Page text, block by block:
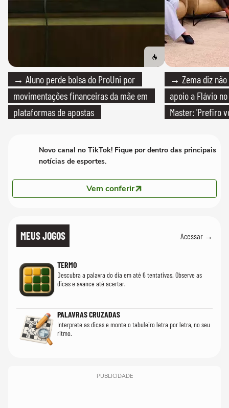
→ Aluno perde bolsa do ProUni por
movimentações financeiras da mãe em
plataformas de apostas
→ Zema diz
apoio a Flávio
Master: 'Prefiro
Novo canal no TikTok! Fique por dentro das principais
notícias de esportes.
Vem conferir
MEUS JOGOS Acessar →
TERMO
Descubra a palavra do dia em até 6 tentativas. Observe as
dicas e avance até acertar.
PALAVRAS CRUZADAS
Interprete as dicas e monte o tabuleiro letra por letra, no seu
ritmo.
PUBLICIDADE